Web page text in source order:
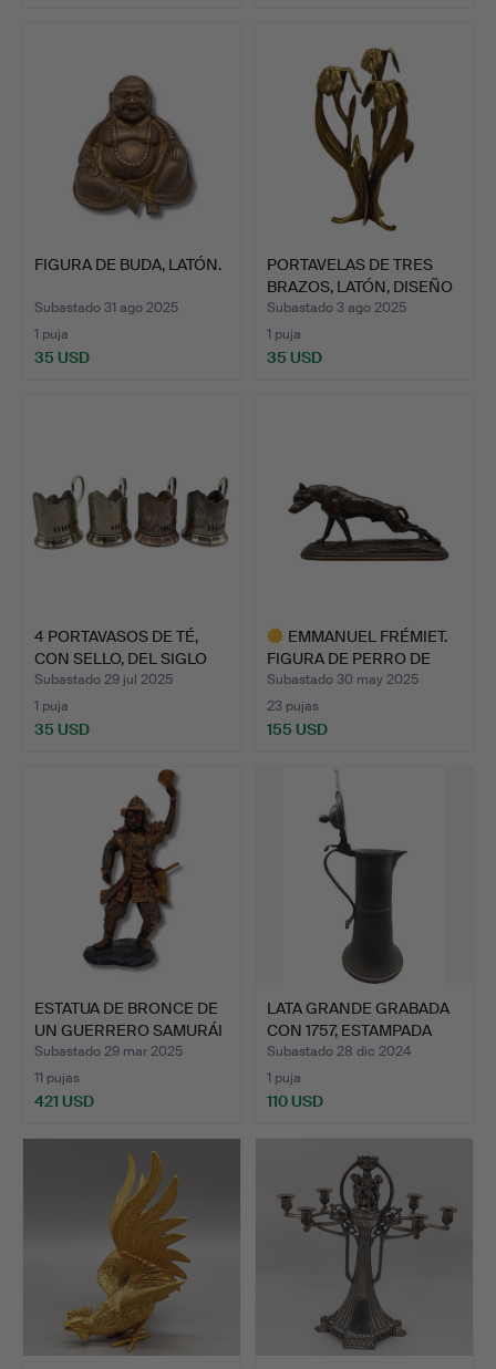
FIGURA DE BUDA, LATÓN.
Subastado 31 ago 2025
1 puja
35 USD
PORTAVELAS DE TRES
BRAZOS, LATÓN, DISEÑO
F…
Subastado 3 ago 2025
1 puja
35 USD
4 PORTAVASOS DE TÉ,
CON SELLO, DEL SIGLO
X…
Subastado 29 jul 2025
1 puja
35 USD
EMMANUEL FRÉMIET.
FIGURA DE PERRO DE
BRONC…
Subastado 30 may 2025
23 pujas
155 USD
seleccionado
ESTATUA DE BRONCE DE
UN GUERRERO SAMURÁI
J…
Subastado 29 mar 2025
11 pujas
421 USD
LATA GRANDE GRABADA
CON 1757, ESTAMPADA
RE…
Subastado 28 dic 2024
1 puja
110 USD